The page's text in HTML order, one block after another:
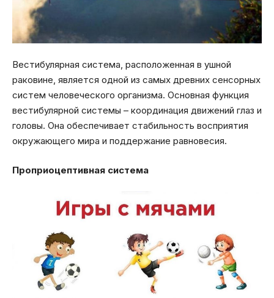
Вестибулярная система, расположенная в ушной
раковине, является одной из самых древних сенсорных
систем человеческого организма. Основная функция
вестибулярной системы – координация движений глаз и
головы. Она обеспечивает стабильность восприятия
окружающего мира и поддержание равновесия.
Проприоцептивная система